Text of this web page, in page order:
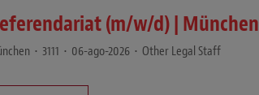
(m/w/d) | München
• 3111 • 06-ago-2026 • Other Legal Staff